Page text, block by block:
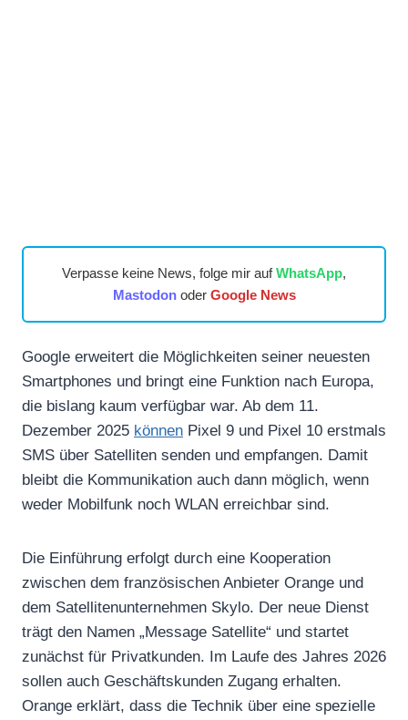
Verpasse keine News, folge mir aufWhatsApp,
Mastodonoder Google News
Google erweitert die Möglichkeiten seiner neuesten
Smartphones und bringt eine Funktion nach Europa,
die bislang kaum verfügbar war. Ab dem 11.
Dezember 2025 können Pixel 9 und Pixel 10 erstmals
SMS über Satelliten senden und empfangen. Damit
bleibt die Kommunikation auch dann möglich, wenn
weder Mobilfunk noch WLAN erreichbar sind.
Die Einführung erfolgt durch eine Kooperation
zwischen dem französischen Anbieter Orange und
dem Satellitenunternehmen Skylo. Der neue Dienst
trägt den Namen „Message Satellite“ und startet
zunächst für Privatkunden. Im Laufe des Jahres 2026
sollen auch Geschäftskunden Zugang erhalten.
Orange erklärt, dass die Technik über eine spezielle